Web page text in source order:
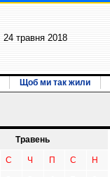
24 травня 2018
Щоб ми так жили
Травень
С Ч П С Н